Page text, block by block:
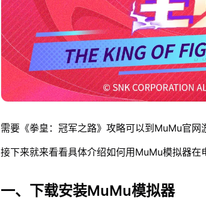
需要《拳皇：冠军之路》攻略可以到MuMu官
接下来就来看看具体介绍如何用MuMu模拟器在
一、下载安装MuMu模拟器